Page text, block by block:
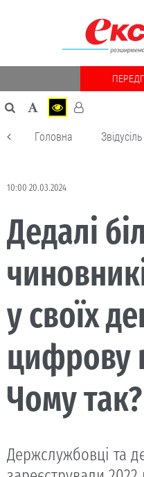
Головна Звідусіль
10:00 20.03.2024
Дедалі
у своїх
цифрову
Чому так?
Держслужбовці та